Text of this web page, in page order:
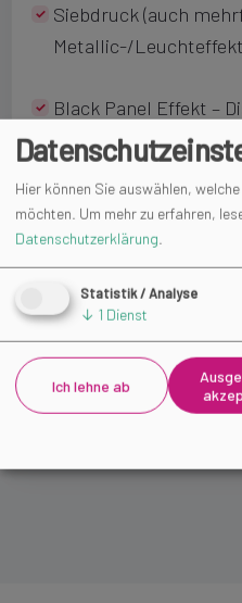
Siebdruck (auch
Metallic-/
Black Panel Effekt –
bis zur Aktivierung
Dial-Wheel-Funktion
direkt im Glas
UV-/IR-Filter – als
integriert
Kompatibilität mit
Bonding (OCR/OCA)
Hier können Sie auswählen,
möchten. Um mehr zu erfahren,
Datenschutzerklärung.
Statistik / Analyse
↓ 1 Dienst
Ich lehne ab